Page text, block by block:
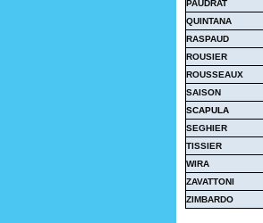
PAUDRAT
QUINTANA
RASPAUD
ROUSIER
ROUSSEAUX
SAISON
SCAPULA
SEGHIER
TISSIER
WIRA
ZAVATTONI
ZIMBARDO